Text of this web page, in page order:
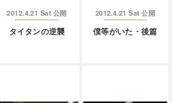
2012.4.21 Sat 公開
タイタンの逆襲
2012.4.21 Sat 公開
僕等がいた・後篇